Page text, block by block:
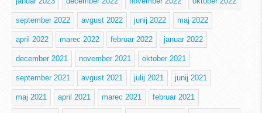
september 2022 avgust 2022 junij 2022 maj 2022
april 2022 marec 2022 februar 2022 januar 2022
december 2021 november 2021 oktober 2021
september 2021 avgust 2021 julij 2021 junij 2021
maj 2021 april 2021 marec 2021 februar 2021